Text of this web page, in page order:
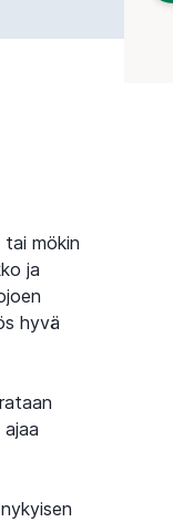
tai mökin
ja
hyvä